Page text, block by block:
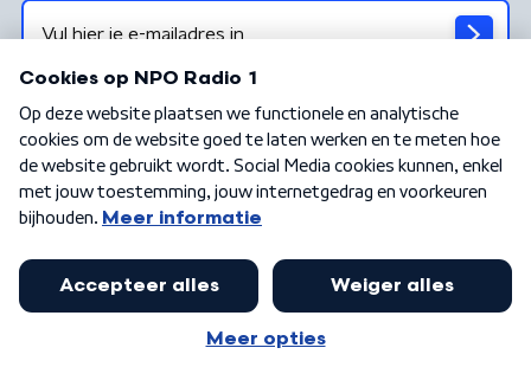
Algemene voorwaarden Privacybeleid